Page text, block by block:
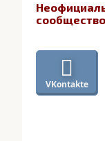
VKontakte